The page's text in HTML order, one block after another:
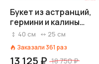
Букет из астранций,
гермини и калины
«Жизнь удалась»
40 см 25 см
Заказали 361 раз
13 125 ₽ 18 750 ₽